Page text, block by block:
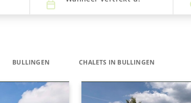
BULLINGEN CHALETS IN BULLINGEN